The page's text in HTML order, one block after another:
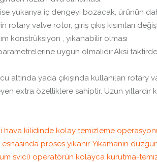
yukarıya iç dengeyi bozacak, ürünün
valve rotor, giriş çıkış kısımları
konstrüksiyon , yıkanabilir olması
uygun olmalıdır.Aksi
altında yada çıkışında kullanılan
extra özelliklere sahiptir. Uzun yıllardır
kilidinde kolay temizleme
proses yıkanır. Yıkamanın
svici) operatörün kolayca kurutma-